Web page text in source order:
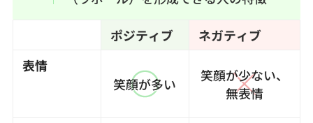
ポジティブ
ネガティブ
表情
笑顔が多い
笑顔が少ない、
無表情